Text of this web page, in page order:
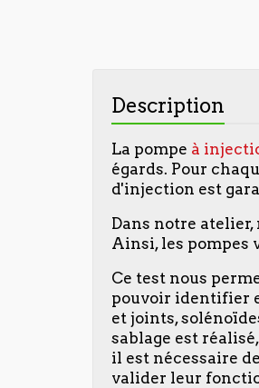
Description
La pompe à
égards. Pour
d'injection est
Dans notre
Ainsi, les pompes
Ce test nous
pouvoir identifier
et joints,
sablage est
il est nécessaire
valider leur